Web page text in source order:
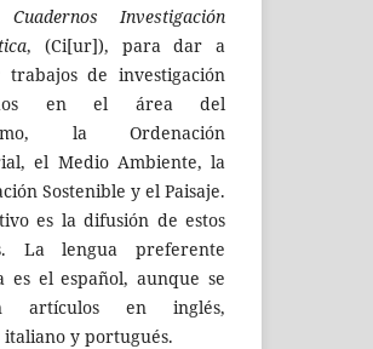
Cuadernos Investigación
, (Ci[ur]), para dar a
trabajos de investigación
en el área del
la Ordenación
el Medio Ambiente, la
Sostenible y el Paisaje.
es la difusión de estos
La lengua preferente
es el español, aunque se
artículos en inglés,
italiano y portugués.